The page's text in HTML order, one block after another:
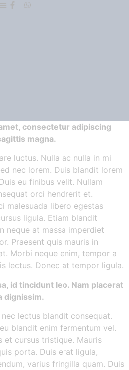
consectetur adipiscing
magna.
luctus. Nulla ac nulla in mi
nec lorem. Duis blandit lorem
eu finibus velit. Nullam
orci hendrerit et.
malesuada libero egestas
ligula. Etiam blandit
neque at massa imperdiet
Praesent quis mauris in
Morbi neque enim, tempor a
lectus. Donec at tempor ligula.
id tincidunt leo. Nam placerat
dignissim.
lectus blandit consequat.
blandit enim fermentum vel.
et cursus tristique. Mauris
porta. Duis erat ligula,
varius fringilla quam. Duis